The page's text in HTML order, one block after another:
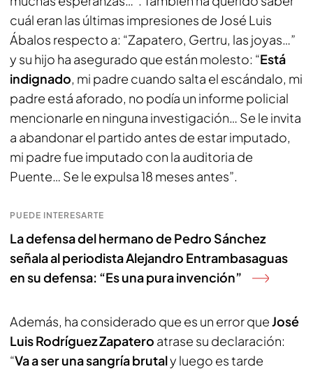
cuál eran las últimas impresiones de José Luis
Ábalos respecto a: “Zapatero, Gertru, las joyas…”
y su hijo ha asegurado que están molesto: “Está
indignado, mi padre cuando salta el escándalo, mi
padre está aforado, no podía un informe policial
mencionarle en ninguna investigación… Se le invita
a abandonar el partido antes de estar imputado,
mi padre fue imputado con la auditoria de
Puente… Se le expulsa 18 meses antes”.
PUEDE INTERESARTE
La defensa del hermano de Pedro Sánchez
señala al periodista Alejandro Entrambasaguas
en su defensa: “Es una pura invención”
Además, ha considerado que es un error queJosé
Luis Rodríguez Zapatero atrase su declaración:
“Va a ser una sangría brutaly luego es tarde